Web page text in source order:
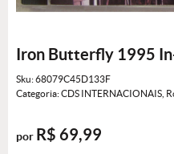
Iron Butterfly 1995
Sku:68079C45D133F
Categoria:CDS INTERNACIONAIS
por R$ 69,99